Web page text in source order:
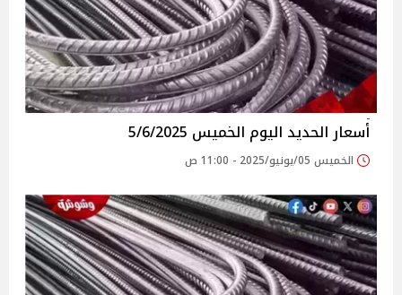
أسعار الحديد اليوم الخميس 5/6/2025
الخميس 05/يونيو/2025 - 11:00 ص